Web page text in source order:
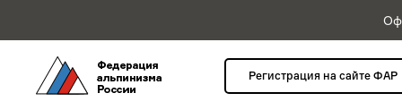
Регистрация на сайте ФАР